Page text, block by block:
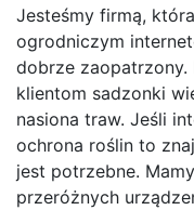
Jesteśmy firmą,
ogrodniczym
dobrze zaopatrzony.
klientom sadzonki
nasiona traw. Jeśli
ochrona roślin to
jest potrzebne.
przeróżnych